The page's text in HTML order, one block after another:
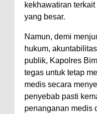
kekhawatiran
yang besar.
Namun, demi
hukum,
publik, Kapolres
tegas untuk tetap
medis secara
penyebab pasti
penanganan medis